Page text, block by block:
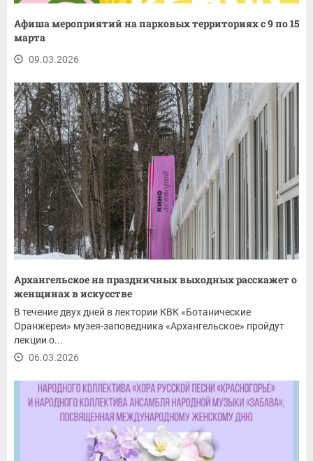
Афиша мероприятий на парковых территориях с 9 по 15
марта
09.03.2026
Архангельское на праздничных выходных расскажет о
женщинах в искусстве
В течение двух дней в лектории КВК «Ботанические
Оранжереи» музея-заповедника «Архангельское» пройдут
лекции о...
06.03.2026